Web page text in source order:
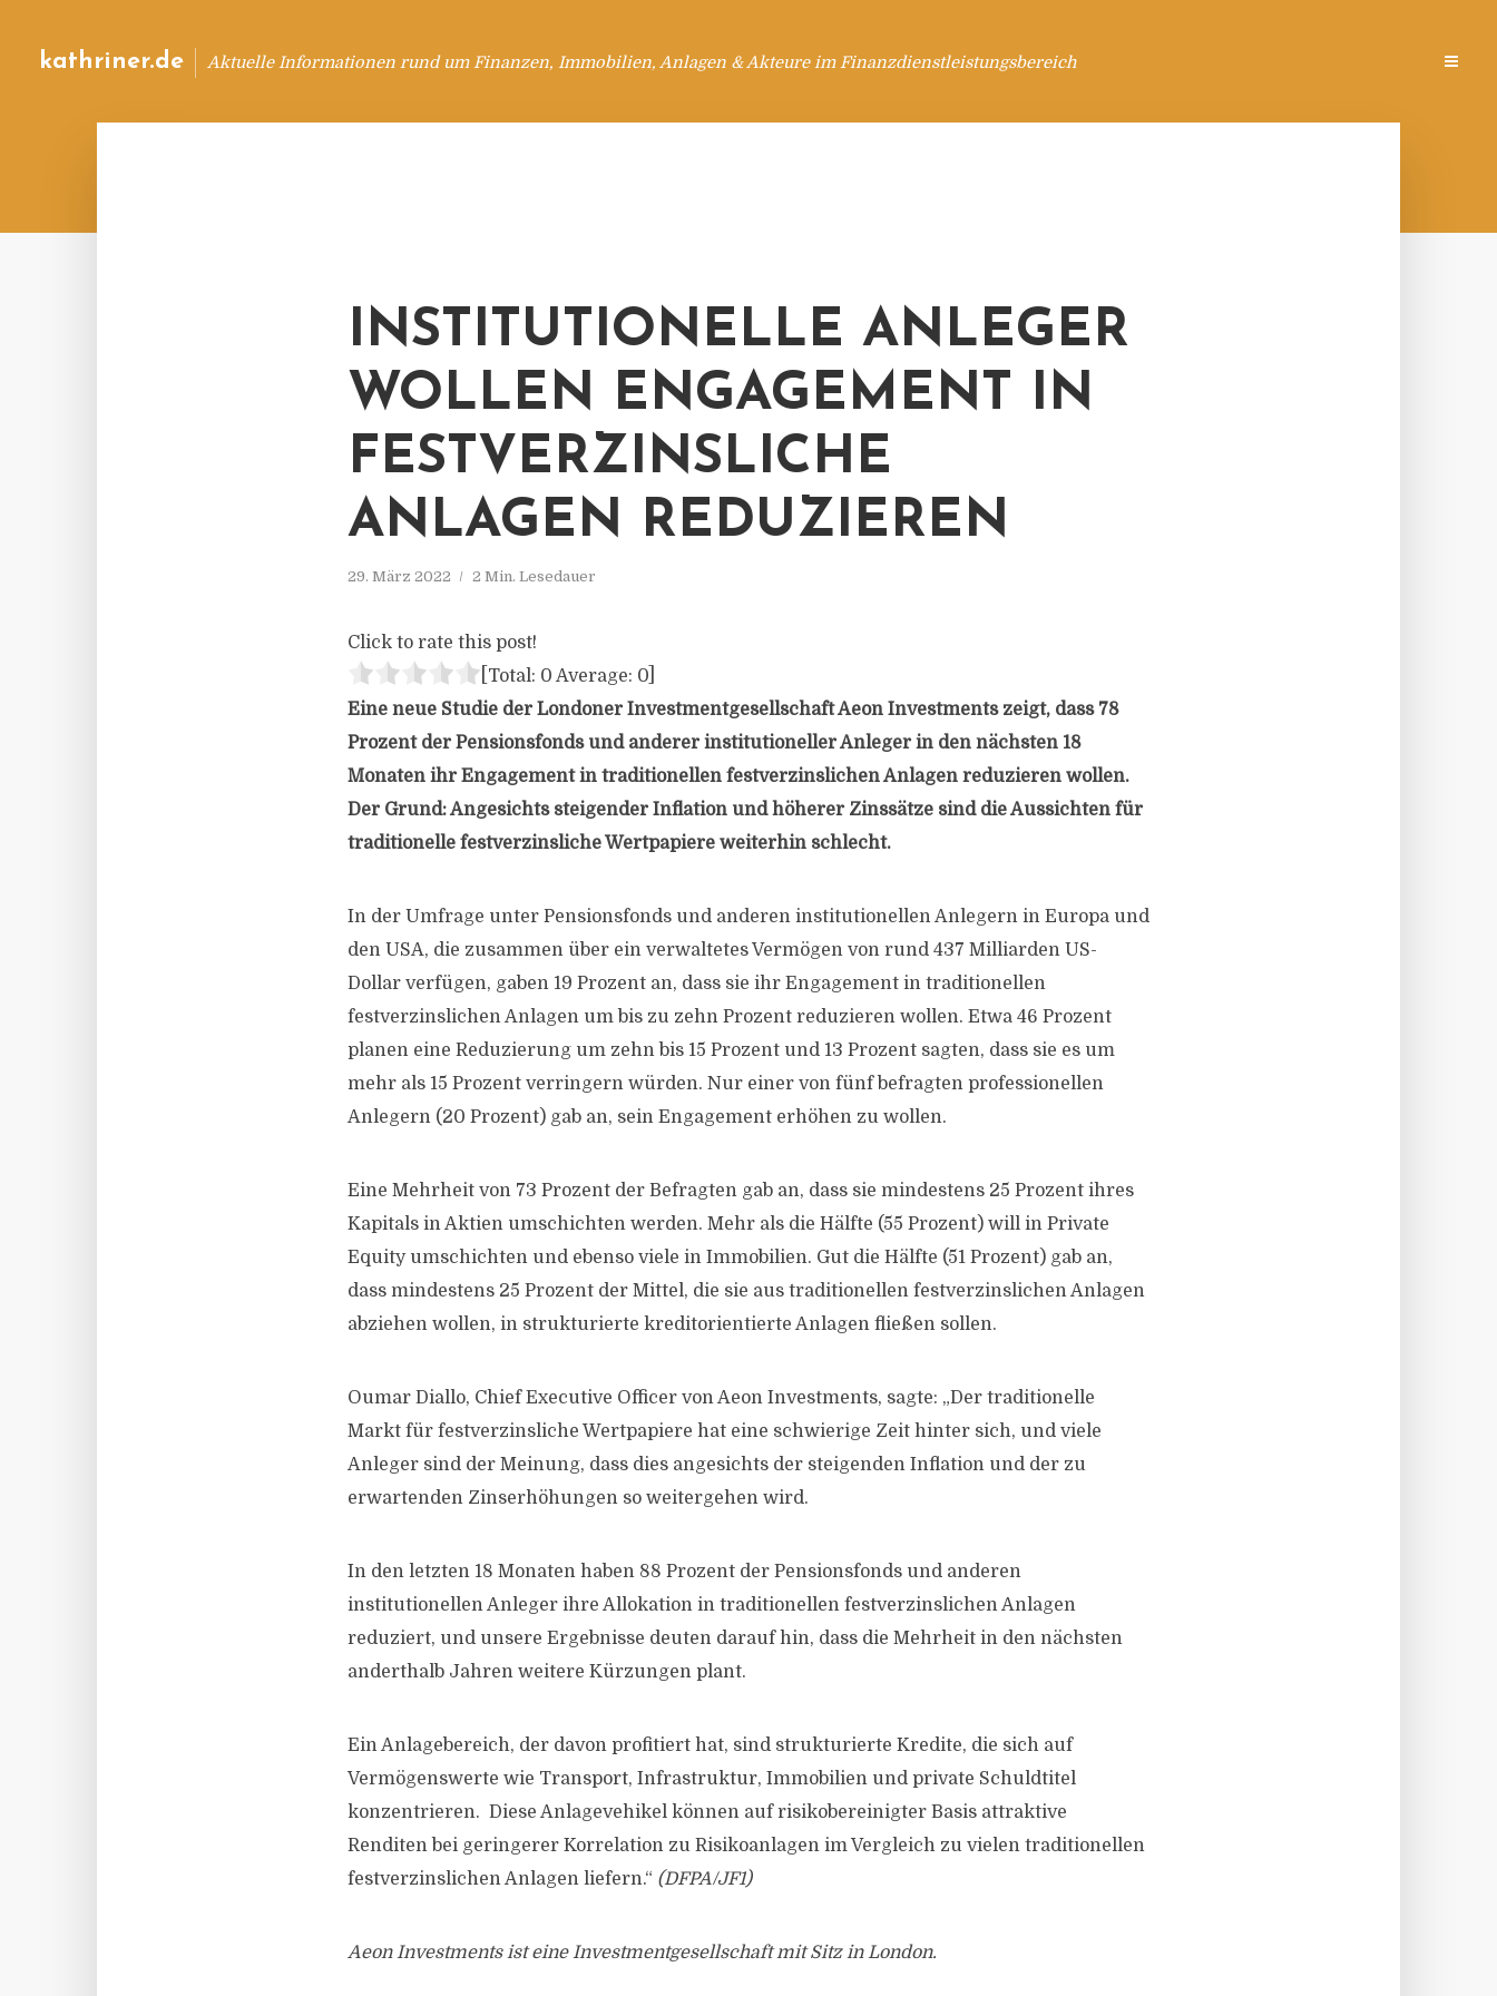
kathriner.de Aktuelle Informationen rund um Finanzen, Immobilien, Anlagen & Akteure im Finanzdienstleistungsbereich
INSTITUTIONELLE ANLEGER
WOLLEN ENGAGEMENT IN
FESTVERZINSLICHE
ANLAGEN REDUZIEREN
29. März 2022 2 Min. Lesedauer
Click to rate this post!
[Total: 0 Average: 0
Eine neue Studie der Londoner Investmentgesellschaft Aeon Investments zeigt, dass 78
Prozent der Pensionsfonds und anderer institutioneller Anleger in den nächsten 18
Monaten ihr Engagement in traditionellen festverzinslichen Anlagen reduzieren wollen.
Der Grund: Angesichts steigender Inflation und höherer Zinssätze sind die Aussichten für
traditionelle festverzinsliche Wertpapiere weiterhin schlecht.
In der Umfrage unter Pensionsfonds und anderen institutionellen Anlegern in Europa und
den USA, die zusammen über ein verwaltetes Vermögen von rund 437 Milliarden US-
Dollar verfügen, gaben 19 Prozent an, dass sie ihr Engagement in traditionellen
festverzinslichen Anlagen um bis zu zehn Prozent reduzieren wollen. Etwa 46 Prozent
planen eine Reduzierung um zehn bis 15 Prozent und 13 Prozent sagten, dass sie es um
mehr als 15 Prozent verringern würden. Nur einer von fünf befragten professionellen
Anlegern (20 Prozent) gab an, sein Engagement erhöhen zu wollen.
Eine Mehrheit von 73 Prozent der Befragten gab an, dass sie mindestens 25 Prozent ihres
Kapitals in Aktien umschichten werden. Mehr als die Hälfte (55 Prozent) will in Private
Equity umschichten und ebenso viele in Immobilien. Gut die Hälfte (51 Prozent) gab an,
dass mindestens 25 Prozent der Mittel, die sie aus traditionellen festverzinslichen Anlagen
abziehen wollen, in strukturierte kreditorientierte Anlagen fließen sollen.
Oumar Diallo, Chief Executive Officer von Aeon Investments, sagte: „Der traditionelle
Markt für festverzinsliche Wertpapiere hat eine schwierige Zeit hinter sich, und viele
Anleger sind der Meinung, dass dies angesichts der steigenden Inflation und der zu
erwartenden Zinserhöhungen so weitergehen wird.
In den letzten 18 Monaten haben 88 Prozent der Pensionsfonds und anderen
institutionellen Anleger ihre Allokation in traditionellen festverzinslichen Anlagen
reduziert, und unsere Ergebnisse deuten darauf hin, dass die Mehrheit in den nächsten
anderthalb Jahren weitere Kürzungen plant.
Ein Anlagebereich, der davon profitiert hat, sind strukturierte Kredite, die sich auf
Vermögenswerte wie Transport, Infrastruktur, Immobilien und private Schuldtitel
konzentrieren. Diese Anlagevehikel können auf risikobereinigter Basis attraktive
Renditen bei geringerer Korrelation zu Risikoanlagen im Vergleich zu vielen traditionellen
festverzinslichen Anlagen liefern.“ (DFPA/JF1)
Aeon Investments ist eine Investmentgesellschaft mit Sitz in London.